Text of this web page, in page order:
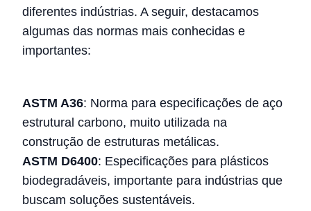
diferentes indústrias. A seguir, destacamos
algumas das normas mais conhecidas e
importantes:
ASTM A36: Norma para especificações de aço
estrutural carbono, muito utilizada na
construção de estruturas metálicas.
ASTM D6400: Especificações para plásticos
biodegradáveis, importante para indústrias que
buscam soluções sustentáveis.